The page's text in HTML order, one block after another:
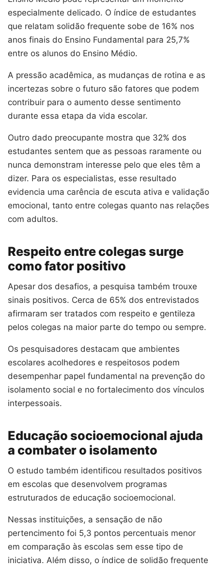
especialmente delicado. O índice de estudantes
que relatam solidão frequente sobe de 16% nos
anos finais do Ensino Fundamental para 25,7%
entre os alunos do Ensino Médio.
A pressão acadêmica, as mudanças de rotina e as
incertezas sobre o futuro são fatores que podem
contribuir para o aumento desse sentimento
durante essa etapa da vida escolar.
Outro dado preocupante mostra que 32% dos
estudantes sentem que as pessoas raramente ou
nunca demonstram interesse pelo que eles têm a
dizer. Para os especialistas, esse resultado
evidencia uma carência de escuta ativa e validação
emocional, tanto entre colegas quanto nas relações
com adultos.
Respeito entre colegas surge
como fator positivo
Apesar dos desafios, a pesquisa também trouxe
sinais positivos. Cerca de 65% dos entrevistados
afirmaram ser tratados com respeito e gentileza
pelos colegas na maior parte do tempo ou sempre.
Os pesquisadores destacam que ambientes
escolares acolhedores e respeitosos podem
desempenhar papel fundamental na prevenção do
isolamento social e no fortalecimento dos vínculos
interpessoais.
Educação socioemocional ajuda
a combater o isolamento
O estudo também identificou resultados positivos
em escolas que desenvolvem programas
estruturados de educação socioemocional.
Nessas instituições, a sensação de não
pertencimento foi 5,3 pontos percentuais menor
em comparação às escolas sem esse tipo de
iniciativa. Além disso, o índice de solidão frequente